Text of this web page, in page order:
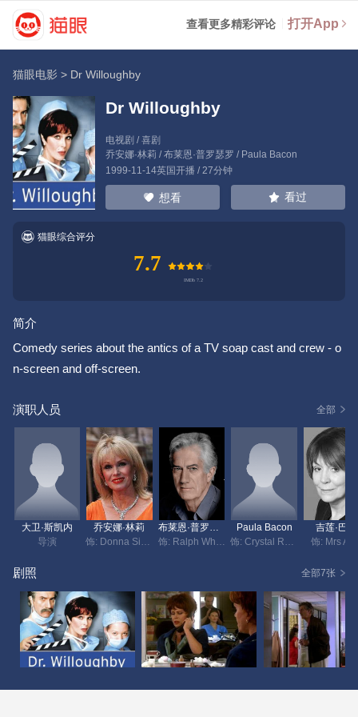
查看更多精彩评论 打开App
猫眼电影 > Dr Willoughby
Dr Willoughby
电视剧 / 喜剧
乔安娜·林莉 /布莱恩·普罗瑟罗 / Paula Bacon
1999-11-14英国开播 / 27分钟
想看 看过
猫眼综合评分
7.7
简介
Comedy series about the antics of a TV soap cast and crew - o
n-screen and off-screen.
演职人员 全部
大卫·斯凯内
导演
乔安娜·林莉
Paula Bacon
吉莲·巴奇
饰: Mrs
剧照 全部7张